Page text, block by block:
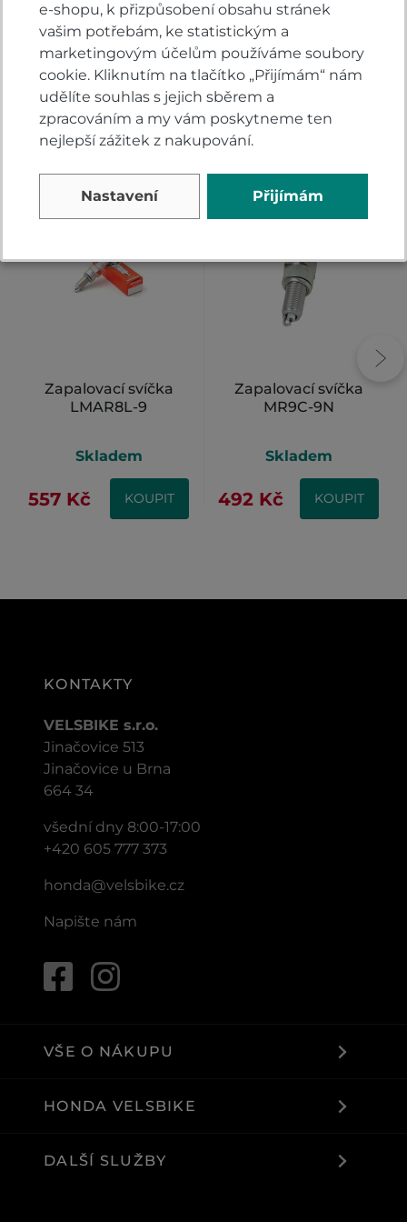
PŘIDAT VLASTNÍ HODNOCENÍ
Alternativy
Zapalovací svíčka
LMAR8L-9
Skladem
557 Kč KOUPIT
Zapalovací svíčka
MR9C-9N
Skladem
492 Kč KOUPIT
KONTAKTY
VELSBIKE s.r.o.
Jinačovice 513
Jinačovice u Brna
664 34
všední dny 8:00-17:00
+420 605 777 373
honda@velsbike.cz
Napište nám
VŠE O NÁKUPU
HONDA VELSBIKE
DALŠÍ SLUŽBY
e-shopu, k přizpůsobení obsahu stránek
vašim potřebám, ke statistickým a
marketingovým účelům používáme soubory
cookie. Kliknutím na tlačítko „Přijímám“ nám
udělíte souhlas s jejich sběrem a
zpracováním a my vám poskytneme ten
nejlepší zážitek z nakupování.
Nastavení Přijímám